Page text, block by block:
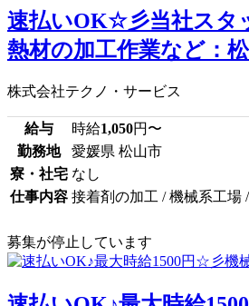
速払いOK☆彡当社スタ
熱材の加工作業など：
株式会社テクノ・サービス
給与 時給1,050円〜
勤務地
愛媛県 松山市
寮・社宅 なし
仕事内容 接着剤の加工 / 機械系工場
募集が停止しています